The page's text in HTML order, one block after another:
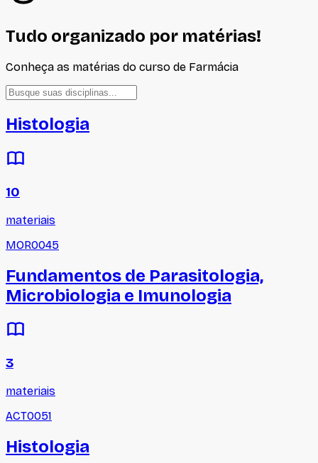
Tudo organizado por matérias!
Conheça as matérias do curso de Farmácia
Histologia
10
materiais
MOR0045
Fundamentos de Parasitologia,
Microbiologia e Imunologia
3
materiais
ACT0051
Histologia